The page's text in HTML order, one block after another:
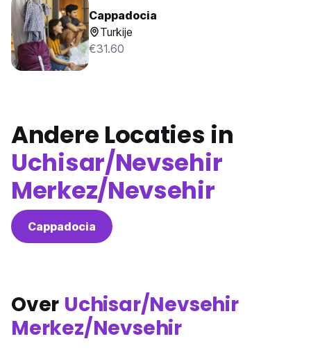
Cappadocia
Turkije
€31.60
Andere Locaties in
Uchisar/Nevsehir
Merkez/Nevsehir
Cappadocia
Over Uchisar/Nevsehir
Merkez/Nevsehir